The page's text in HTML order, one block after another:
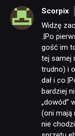
Scorpix
Widzę
.|Po
gość im
tej samej
trudno) i
dał i
bardziej
„dowód”
(oni mają
nie